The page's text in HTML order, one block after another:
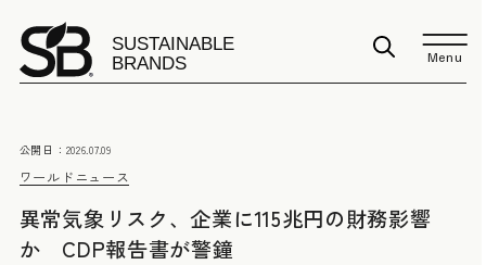
Menu
ワールドニュース
公開日： 2026.07.09
異常気象リスク、企業に115兆円の財務影響
か CDP報告書が警鐘